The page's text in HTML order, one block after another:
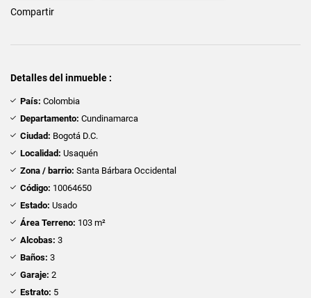
Compartir
Detalles del inmueble :
País: Colombia
Departamento: Cundinamarca
Ciudad: Bogotá D.C.
Localidad: Usaquén
Zona / barrio: Santa Bárbara Occidental
Código: 10064650
Estado: Usado
Área Terreno: 103 m²
Alcobas: 3
Baños: 3
Garaje: 2
Estrato: 5